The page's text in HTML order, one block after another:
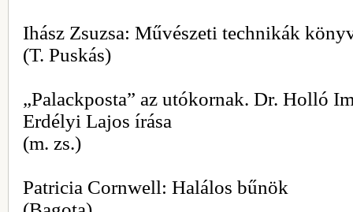
Ihász Zsuzsa: Művészeti technikák
(T. Puskás)
„Palackposta” az utókornak. Dr. Holló
Erdélyi Lajos írása
(m. zs.)
Patricia Cornwell: Halálos bűnök